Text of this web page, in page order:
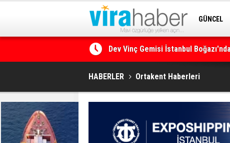
GÜNCEL
Dev Vinç Gemisi İstanbul
Ege Denizi’nin En Büyük Mercan
HABERLER Ortakent Haberleri